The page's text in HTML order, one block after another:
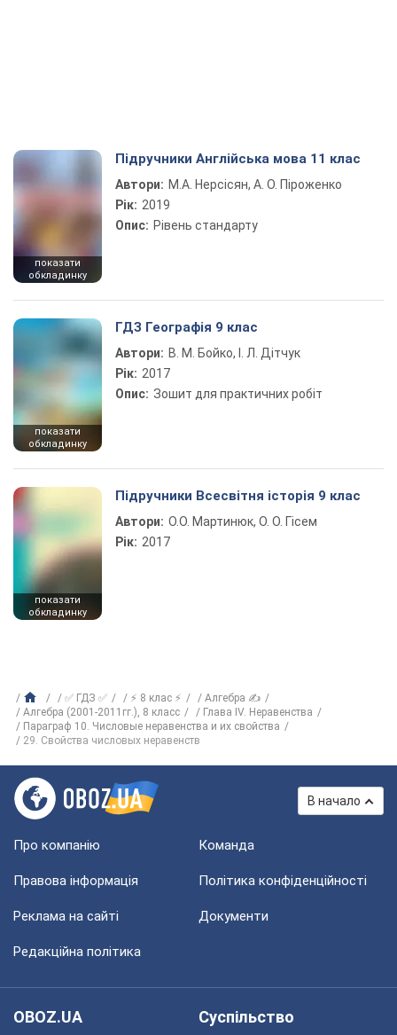
показати
обкладинку
Підручники Англійська мова 11 клас
Автори: М.А. Нерсісян, А. О. Піроженко
Рік: 2019
Опис: Рівень стандарту
показати
обкладинку
ГДЗ Географія 9 клас
Автори: В. М. Бойко, І. Л. Дітчук
Рік: 2017
Опис: Зошит для практичних робіт
показати
обкладинку
Підручники Всесвітня історія 9 клас
Автори: О.О. Мартинюк, О. О. Гісем
Рік: 2017
✅ ГДЗ ✅ ⚡ 8 клас ⚡
Алгебра ✍
Алгебра (2001-2011гг.), 8 класс
Глава IV. Неравенства
Параграф 10. Числовые неравенства и их свойства
29. Свойства числовых неравенств
В начало
Про компанію Команда
Правова інформація Політика конфіденційності
Реклама на сайті Документи
Редакційна політика
OBOZ.UA
Суспільство